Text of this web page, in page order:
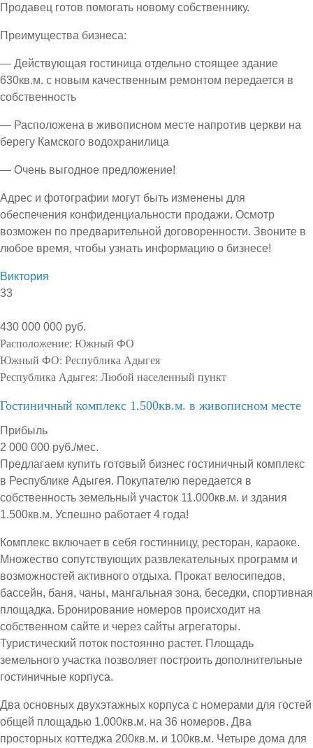
Продавец готов помогать новому собственнику.
Преимущества бизнеса:
— Действующая гостиница отдельно стоящее здание
630кв.м. с новым качественным ремонтом передается в
собственность
— Расположена в живописном месте напротив церкви на
берегу Камского водохранилица
— Очень выгодное предложение!
Адрес и фотографии могут быть изменены для
обеспечения конфиденциальности продажи. Осмотр
возможен по предварительной договоренности. Звоните в
любое время, чтобы узнать информацию о бизнесе!
Виктория
33
430 000 000 руб.
Расположение: Южный ФО
Южный ФО: Республика Адыгея
Республика Адыгея: Любой населенный пункт
Гостиничный комплекс 1.500кв.м. в живописном месте
Прибыль
2 000 000 руб./мес.
Предлагаем купить готовый бизнес гостиничный комплекс
в Республике Адыгея. Покупателю передается в
собственность земельный участок 11.000кв.м. и здания
1.500кв.м. Успешно работает 4 года!
Комплекс включает в себя гостинницу, ресторан, караоке.
Множество сопутствующих развлекательных программ и
возможностей активного отдыха. Прокат велосипедов,
бассейн, баня, чаны, мангальная зона, беседки, спортивная
площадка. Бронирование номеров происходит на
собственном сайте и через сайты агрегаторы.
Туристический поток постоянно растет. Площадь
земельного участка позволяет построить дополнительные
гостиничные корпуса.
Два основных двухэтажных корпуса с номерами для гостей
общей площадью 1.000кв.м. на 36 номеров. Два
просторных коттеджа 200кв.м. и 100кв.м. Четыре дома для